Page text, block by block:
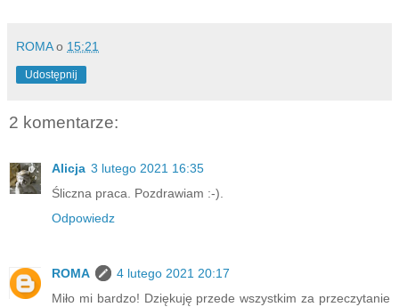
ROMA o 15:21
Udostępnij
2 komentarze:
Alicja 3 lutego 2021 16:35
Śliczna praca. Pozdrawiam :-).
Odpowiedz
ROMA
4 lutego 2021 20:17
Miło mi bardzo! Dziękuję przede wszystkim za przeczytanie